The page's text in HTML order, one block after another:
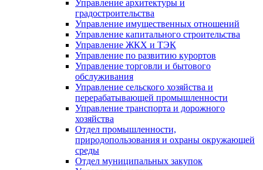
Управление архитектуры и
градостроительства
Управление имущественных отношений
Управление капитального строительства
Управление ЖКХ и ТЭК
Управление по развитию курортов
Управление торговли и бытового
обслуживания
Управление сельского хозяйства и
перерабатывающей промышленности
Управление транспорта и дорожного
хозяйства
Отдел промышленности,
природопользования и охраны окружающей
среды
Отдел муниципальных закупок